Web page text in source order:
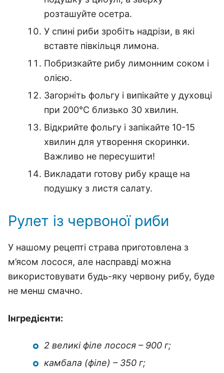
розташуйте осетра.
У спині риби зробіть надрізи, в які
вставте півкільця лимона.
Побризкайте рибу лимонним соком і
олією.
Загорніть фольгу і випікайте у духовці
при 200℃ близько 30 хвилин.
Відкрийте фольгу і запікайте 10-15
хвилин для утворення скоринки.
Важливо не пересушити!
Викладати готову рибу краще на
подушку з листя салату.
Рулет із червоної риби
У нашому рецепті страва приготовлена з
м’ясом лосося, але насправді можна
використовувати будь-яку червону рибу, буде
не менш смачно.
Інгредієнти:
2 великі філе лосося – 900 г;
камбала (філе) – 350 г;